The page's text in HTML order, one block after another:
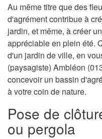
Au même titre que des
d'agrément contribue à
jardin, et même, à créer
appréciable en plein été.
d'un jardin de ville, en
(paysagiste) Ambléon
concevoir un bassin
à votre coin de nature.
Pose de
ou pergola